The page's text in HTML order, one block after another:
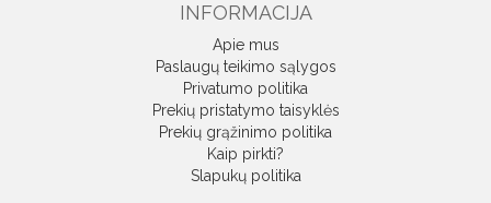
INFORMACIJA
Apie mus
Paslaugų teikimo sąlygos
Privatumo politika
Prekių pristatymo taisyklės
Prekių grąžinimo politika
Kaip pirkti?
Slapukų politika